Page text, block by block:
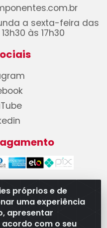
próprios e de
uma experiência
apresentar
com o seu
a sexta-feira das
às 17h30
LTDA - CNPJ
Níquel, 667 - Parque
- CEP 74375-660